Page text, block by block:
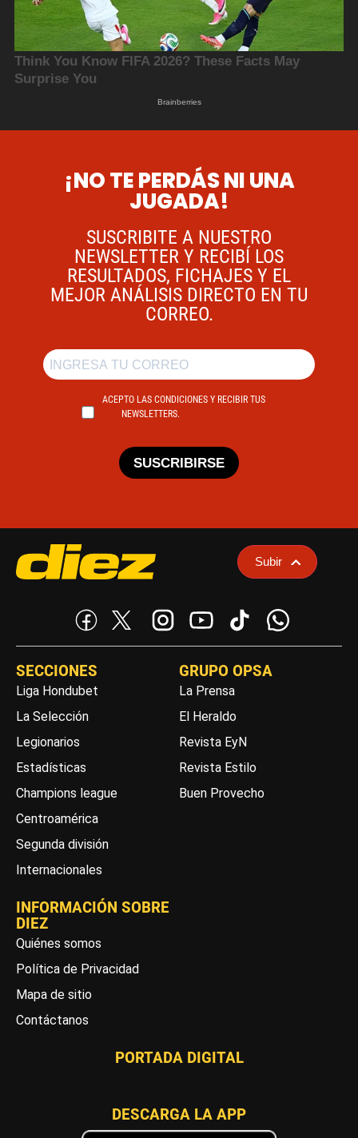
¡NO TE PERDÁS NI UNA
JUGADA!
SUSCRIBITE A NUESTRO
NEWSLETTER Y RECIBÍ LOS
RESULTADOS, FICHAJES Y EL
MEJOR ANÁLISIS DIRECTO EN TU
CORREO.
ACEPTO LAS CONDICIONES Y RECIBIR TUS
NEWSLETTERS.
SUSCRIBIRSE
Subir
SECCIONES
Liga Hondubet
La Selección
Legionarios
Estadísticas
Champions league
Centroamérica
Segunda división
Internacionales
GRUPO OPSA
La Prensa
El Heraldo
Revista EyN
Revista Estilo
Buen Provecho
INFORMACIÓN SOBRE
DIEZ
Quiénes somos
Política de Privacidad
Mapa de sitio
Contáctanos
PORTADA DIGITAL
DESCARGA LA APP